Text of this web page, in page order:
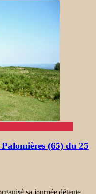
(65) du 25
sa journée détente